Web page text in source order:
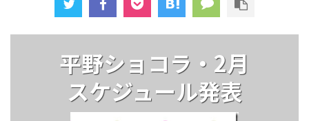
平野ショコラ・2月
スケジュール発表